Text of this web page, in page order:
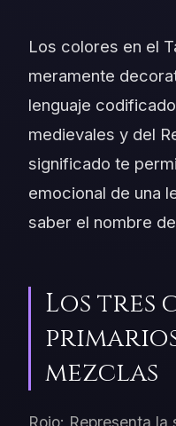
Los colores en el
meramente
lenguaje
medievales y del
significado te
emocional de una
saber el nombre
Los tres
mezclas
Rojo: Representa